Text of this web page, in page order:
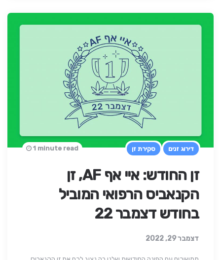
דירוג זנים סקירת זן
זן החודש: איי אף AF, זן
הקנאביס הרפואי המוביל
בחודש דצמבר 22
דצמבר 29, 2022
1 minute read